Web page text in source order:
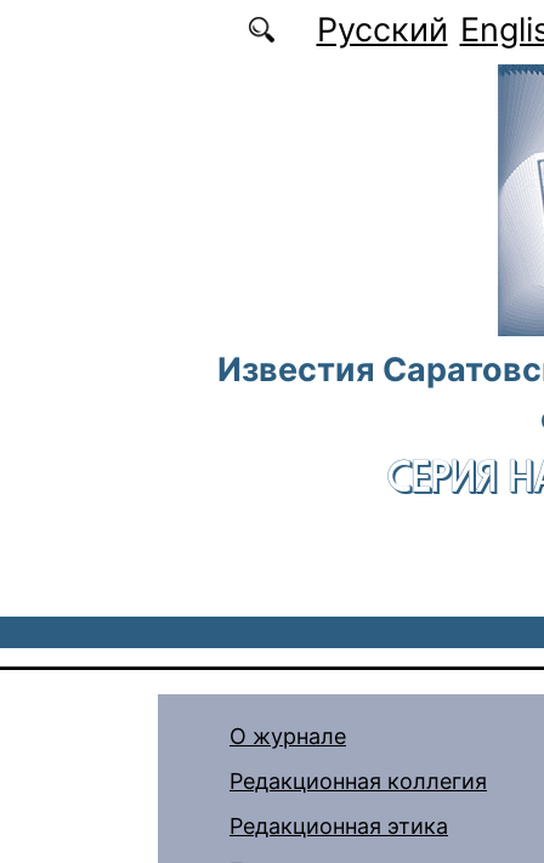
Перейти к основному содержаниюРусский
Известия
СЕРИЯ
О журнале
Редакционная коллегия
Редакционная этика